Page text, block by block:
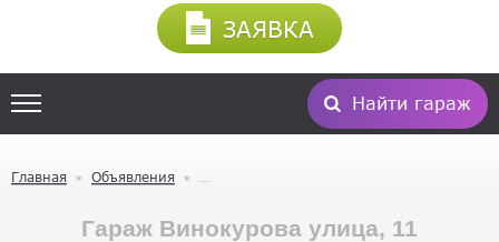
Найти гараж
ЗАЯВКА
Главная Объявления
Гараж Винокурова улица, 11